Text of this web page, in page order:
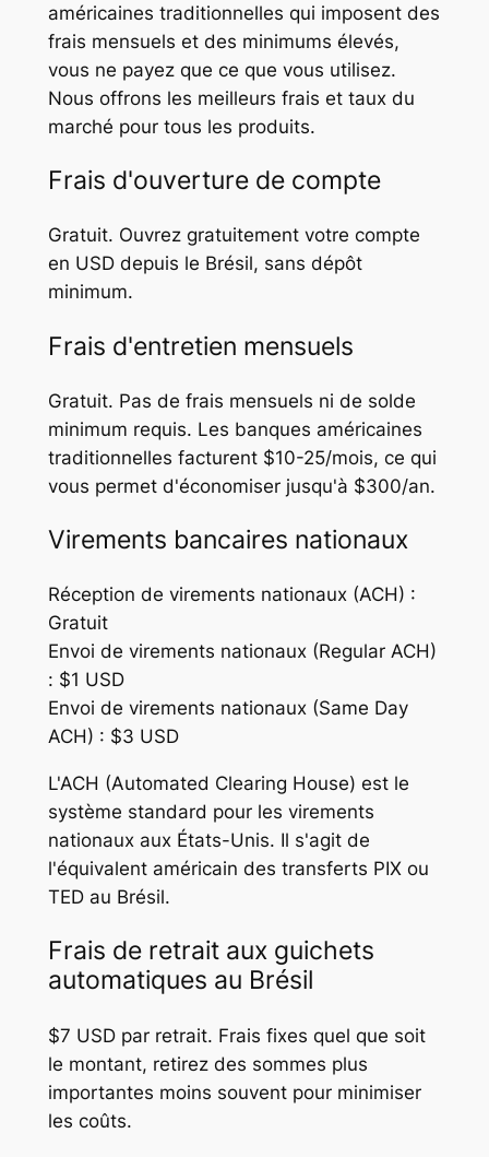
américaines traditionnelles qui imposent des
frais mensuels et des minimums élevés,
vous ne payez que ce que vous utilisez.
Nous offrons les meilleurs frais et taux du
marché pour tous les produits.
Frais d'ouverture de compte
Gratuit. Ouvrez gratuitement votre compte
en USD depuis le Brésil, sans dépôt
minimum.
Frais d'entretien mensuels
Gratuit. Pas de frais mensuels ni de solde
minimum requis. Les banques américaines
traditionnelles facturent $10-25/mois, ce qui
vous permet d'économiser jusqu'à $300/an.
Virements bancaires nationaux
Réception de virements nationaux (ACH) :
Gratuit
Envoi de virements nationaux (Regular ACH)
: $1 USD
Envoi de virements nationaux (Same Day
ACH) : $3 USD
L'ACH (Automated Clearing House) est le
système standard pour les virements
nationaux aux États-Unis. Il s'agit de
l'équivalent américain des transferts PIX ou
TED au Brésil.
Frais de retrait aux guichets
automatiques au Brésil
$7 USD par retrait. Frais fixes quel que soit
le montant, retirez des sommes plus
importantes moins souvent pour minimiser
les coûts.